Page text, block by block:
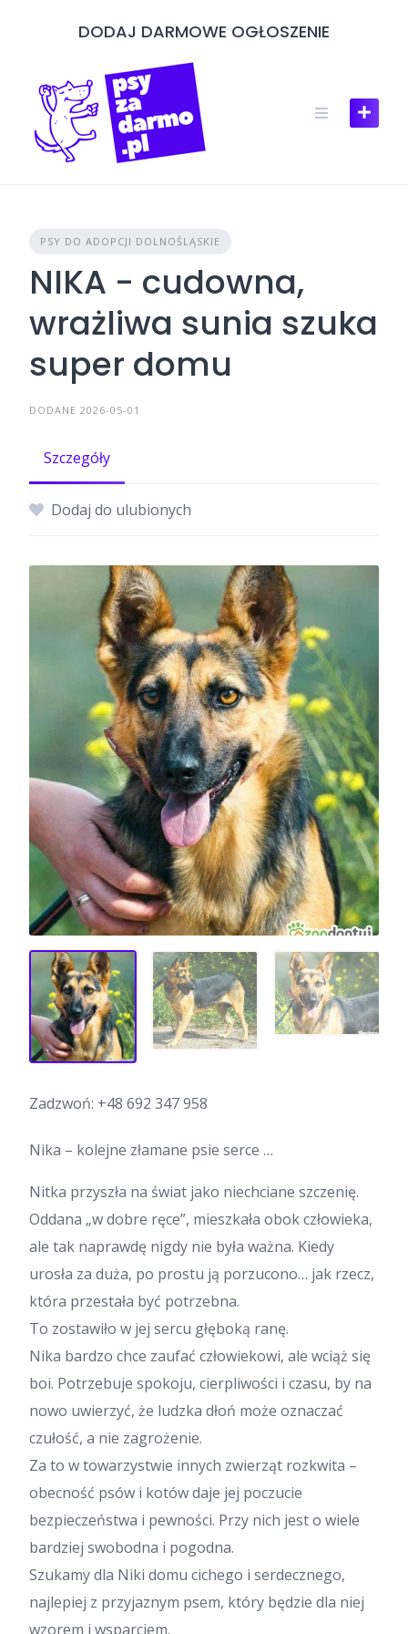
DODAJ DARMOWE OGŁOSZENIE
PSY DO ADOPCJI DOLNOŚLĄSKIE
NIKA - cudowna,
wrażliwa sunia szuka
super domu
DODANE 2026-05-01
Szczegóły
Dodaj do ulubionych
Zadzwoń: +48 692 347 958
Nika – kolejne złamane psie serce …
Nitka przyszła na świat jako niechciane szczenię.
Oddana „w dobre ręce”, mieszkała obok człowieka,
ale tak naprawdę nigdy nie była ważna. Kiedy
urosła za duża, po prostu ją porzucono… jak rzecz,
która przestała być potrzebna.
To zostawiło w jej sercu głęboką ranę.
Nika bardzo chce zaufać człowiekowi, ale wciąż się
boi. Potrzebuje spokoju, cierpliwości i czasu, by na
nowo uwierzyć, że ludzka dłoń może oznaczać
czułość, a nie zagrożenie.
Za to w towarzystwie innych zwierząt rozkwita –
obecność psów i kotów daje jej poczucie
bezpieczeństwa i pewności. Przy nich jest o wiele
bardziej swobodna i pogodna.
Szukamy dla Niki domu cichego i serdecznego,
najlepiej z przyjaznym psem, który będzie dla niej
wzorem i wsparciem.